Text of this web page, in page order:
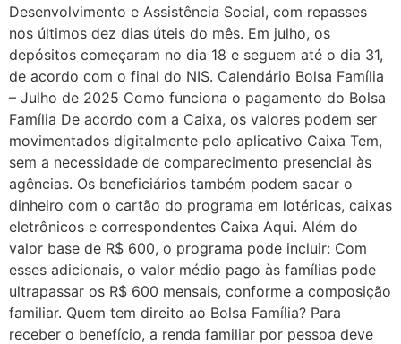
Desenvolvimento e Assistência Social, com repasses
nos últimos dez dias úteis do mês. Em julho, os
depósitos começaram no dia 18 e seguem até o dia 31,
de acordo com o final do NIS. Calendário Bolsa Família
– Julho de 2025 Como funciona o pagamento do Bolsa
Família De acordo com a Caixa, os valores podem ser
movimentados digitalmente pelo aplicativo Caixa Tem,
sem a necessidade de comparecimento presencial às
agências. Os beneficiários também podem sacar o
dinheiro com o cartão do programa em lotéricas, caixas
eletrônicos e correspondentes Caixa Aqui. Além do
valor base de R$ 600, o programa pode incluir: Com
esses adicionais, o valor médio pago às famílias pode
ultrapassar os R$ 600 mensais, conforme a composição
familiar. Quem tem direito ao Bolsa Família? Para
receber o benefício, a renda familiar por pessoa deve